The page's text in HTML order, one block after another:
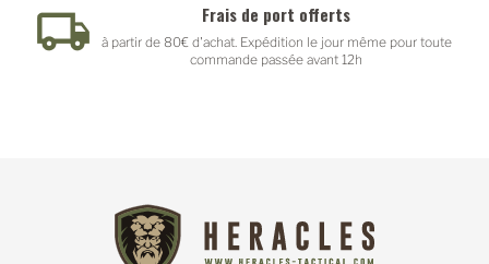
Frais de port offerts
à partir de 80€ d'achat. Expédition le jour même pour toute
commande passée avant 12h